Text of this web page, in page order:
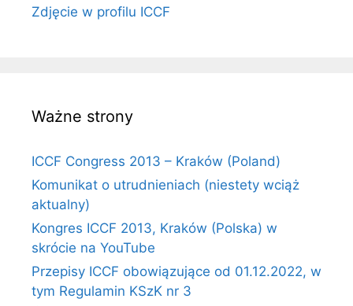
Zdjęcie w profilu ICCF
Ważne strony
ICCF Congress 2013 – Kraków (Poland)
Komunikat o utrudnieniach (niestety wciąż
aktualny)
Kongres ICCF 2013, Kraków (Polska) w
skrócie na YouTube
Przepisy ICCF obowiązujące od 01.12.2022, w
tym Regulamin KSzK nr 3